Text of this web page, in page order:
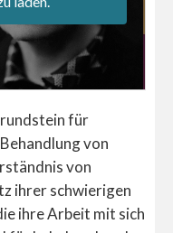
für
von
von
ihrer schwierigen
ihre Arbeit mit sich